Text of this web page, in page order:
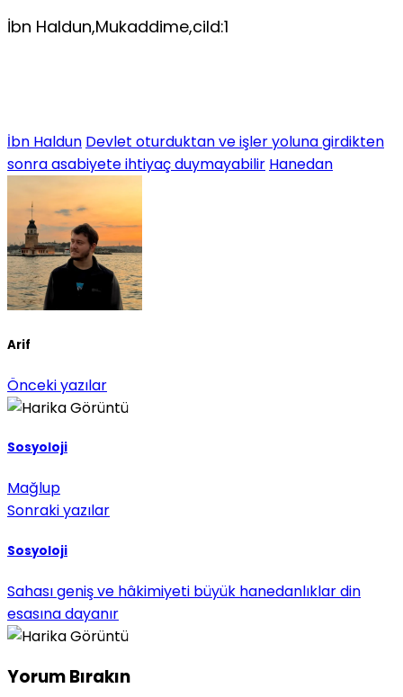
İbn Haldun,Mukaddime,cild:1
İbn Haldun Devlet oturduktan ve işler yoluna girdikten
sonra asabiyete ihtiyaç duymayabilir Hanedan
Arif
Önceki yazılar
Sosyoloji
Mağlup
Sonraki yazılar
Sosyoloji
Sahası geniş ve hâkimiyeti büyük hanedanlıklar din
esasına dayanır
Yorum Bırakın